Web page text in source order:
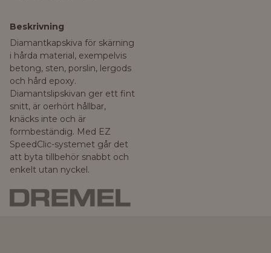
Beskrivning
Diamantkapskiva för skärning
i hårda material, exempelvis
betong, sten, porslin, lergods
och hård epoxy.
Diamantslipskivan ger ett fint
snitt, är oerhört hållbar,
knäcks inte och är
formbeständig. Med EZ
SpeedClic-systemet går det
att byta tillbehör snabbt och
enkelt utan nyckel.